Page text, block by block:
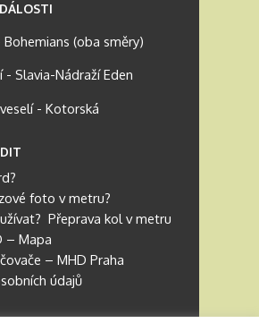
(oba směry)
- Slavia-Nádraží Eden
- Kotorská
foto v metru?
Přeprava kol v metru
– Mapa
– MHD Praha
údajů